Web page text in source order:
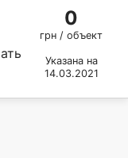
0
грн / объект
Указана на
14.03.2021